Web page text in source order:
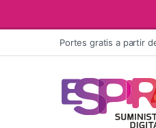
Ir al contenidoPortes gratis a partir